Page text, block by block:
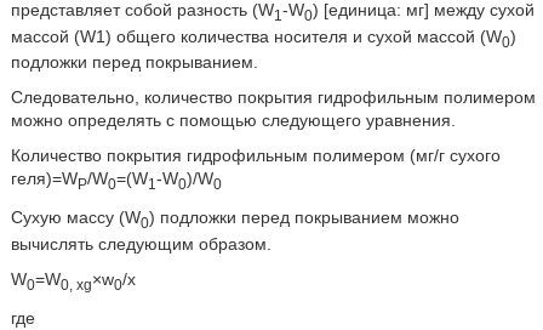
представляет собой разность (W1 -W0) [единица: мг] между сухой
массой (W1) общего количества носителя и сухой массой (W0)
подложки перед покрыванием.
Следовательно, количество покрытия гидрофильным полимером
можно определять с помощью следующего уравнения.
Количество покрытия гидрофильным полимером (мг/г сухого
геля)=WP/W0=(W1 -W0)/W0
Сухую массу (W0) подложки перед покрыванием можно
вычислять следующим образом.
W0=W0, xg×w0/x
где